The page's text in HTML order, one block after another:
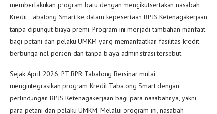
memberlakukan program baru dengan mengikutsertakan nasabah
Kredit Tabalong Smart ke dalam kepesertaan BPJS Ketenagakerjaan
tanpa dipungut biaya premi. Program ini menjadi tambahan manfaat
bagi petani dan pelaku UMKM yang memanfaatkan fasilitas kredit
berbunga nol persen dan tanpa biaya administrasi tersebut.
Sejak April 2026, PT BPR Tabalong Bersinar mulai
mengintegrasikan program Kredit Tabalong Smart dengan
perlindungan BPJS Ketenagakerjaan bagi para nasabahnya, yakni
para petani dan pelaku UMKM. Melalui program ini, nasabah